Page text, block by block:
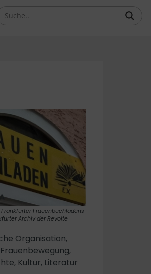
Frauenbuchladens
Archiv der Revolte
Organisation,
Frauenbewegung,
, Kultur, Literatur